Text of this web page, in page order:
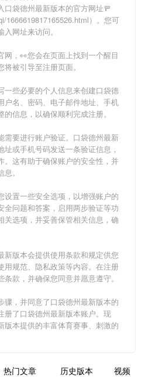
口袋德州最新版本的官方网址🚥
1666619817165526.html）。您可
网址来访问。
网，👀您会在页面上找到一个醒目
被引导至注册页面。
一些必要的个人信息来创建口袋德
户名、密码、电子邮件地址、手机
信息，以确保顺利完成注册。
要进行账户验证。 口袋德州最新
或手机号码发送一条验证信息，
。这有助于确保账户的安全性，并
。
设置一些安全选项，以增强账户的
全问题和答案，启用两步验证等功
关选项，并妥善保管相关信息，确
新版本会提供使用条款和规定供您
用规范、隐私政策等内容。在注册
款，并确保您同意并愿意遵守。
骤，并同意了口袋德州最新版本的
册了口袋德州最新版本账户。现
版本提供的丰富体育赛事、刺激的
热门文章 历史版本 视频